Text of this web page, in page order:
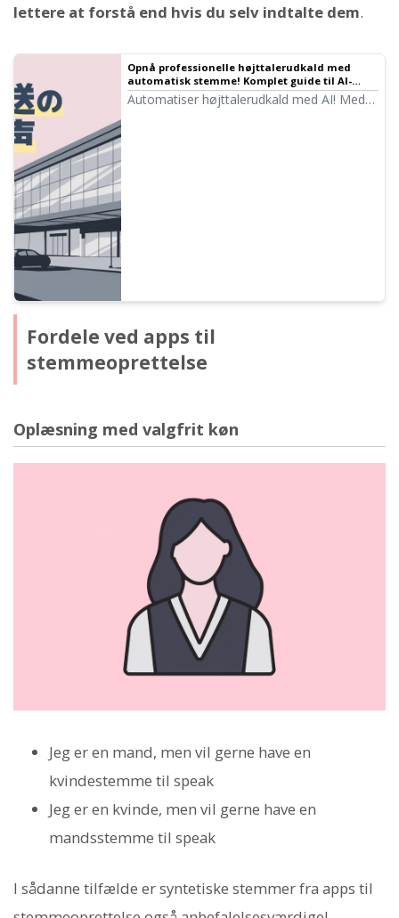
lettere at forstå end hvis du selv indtalte dem.
Opnå professionelle højttalerudkald med
automatisk stemme! Komplet guide til AI-
annoncering | Tekst-til-tale-software Ondoku
Automatiser højttalerudkald med AI! Med
Fordele ved apps til
stemmeoprettelse
Oplæsning med valgfrit køn
Jeg er en mand, men vil gerne have en
kvindestemme til speak
Jeg er en kvinde, men vil gerne have en
mandsstemme til speak
I sådanne tilfælde er syntetiske stemmer fra apps til